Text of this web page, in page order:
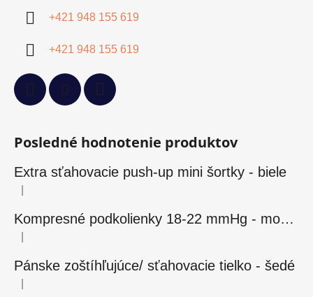
+421 948 155 619
+421 948 155 619
Posledné hodnotenie produktov
Extra sťahovacie push-up mini šortky - biele
Hodnotenie produktu je 5 z 5 hviezdičiek.
Kompresné podkolienky 18-22 mmHg - modré
Hodnotenie produktu je 5 z 5 hviezdičiek.
Pánske zoštíhľujúce/ sťahovacie tielko - šedé
Hodnotenie produktu je 5 z 5 hviezdičiek.